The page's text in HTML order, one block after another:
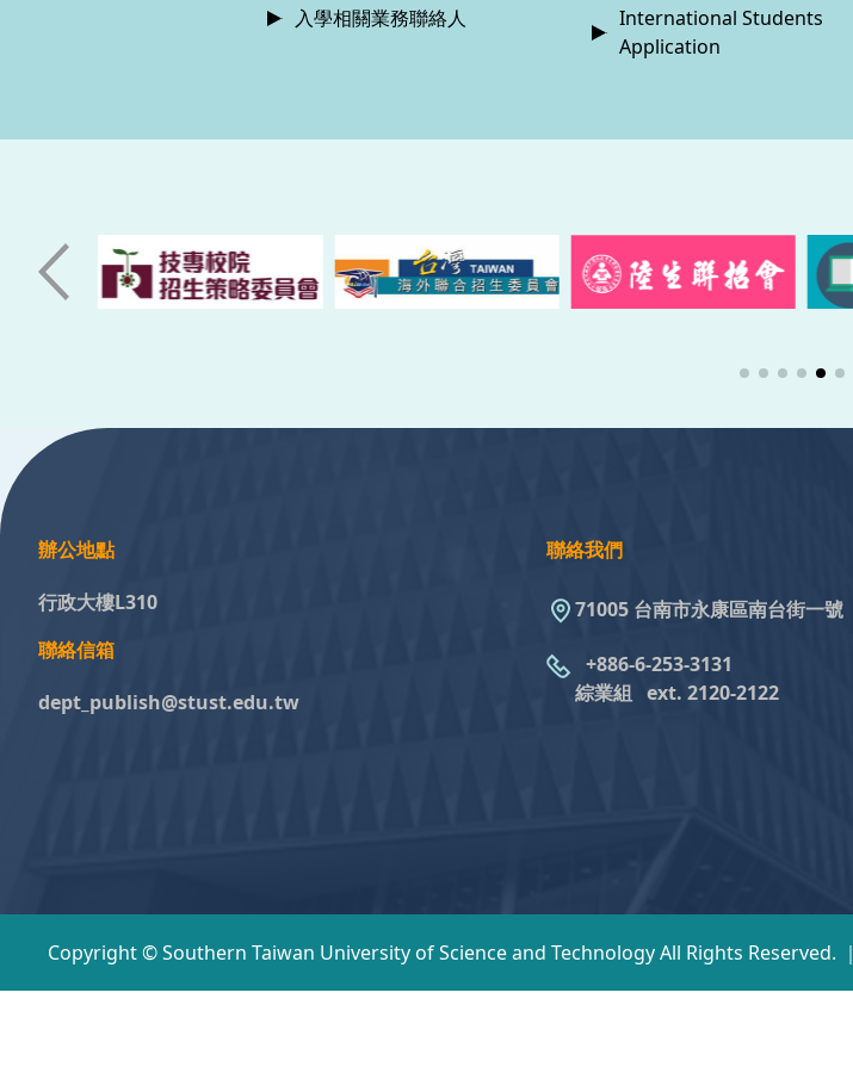
入學相關業務聯絡人
International Students
Application
聯絡我們
71005 台南市永康區南台街一號
+886-6-253-3131
綜業組 ext. 2120-2122
辦公地點
行政大樓L310
聯絡信箱
dept_publish@stust.edu.tw
Copyright © Southern Taiwan University of Science and Technology All Rights Reserved. ｜